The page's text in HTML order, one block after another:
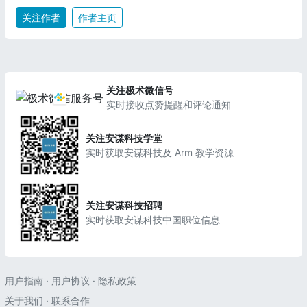
关注作者 作者主页
关注极术微信号
实时接收点赞提醒和评论通知
关注安谋科技学堂
实时获取安谋科技及 Arm 教学资源
关注安谋科技招聘
实时获取安谋科技中国职位信息
用户指南 · 用户协议 · 隐私政策
关于我们 · 联系合作